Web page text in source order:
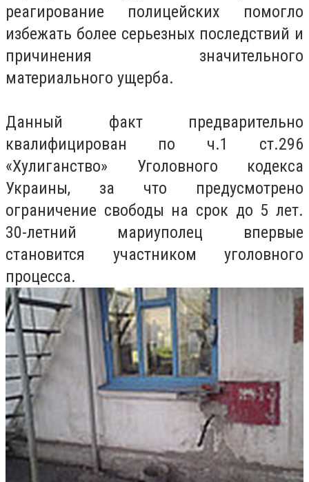
реагирование полицейских помогло
избежать более серьезных последствий и
причинения значительного
материального ущерба.
Данный факт предварительно
квалифицирован по ч.1 ст.296
«Хулиганство» Уголовного кодекса
Украины, за что предусмотрено
ограничение свободы на срок до 5 лет.
30-летний мариуполец впервые
становится участником уголовного
процесса.